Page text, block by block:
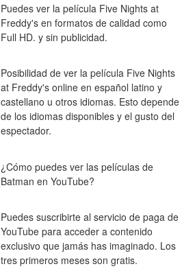
Puedes ver la película Five Nights at
Freddy's en formatos de calidad como
Full HD. y sin publicidad.
Posibilidad de ver la película Five Nights
at Freddy's online en español latino y
castellano u otros idiomas. Esto depende
de los idiomas disponibles y el gusto del
espectador.
¿Cómo puedes ver las películas de
Batman en YouTube?
Puedes suscribirte al servicio de paga de
YouTube para acceder a contenido
exclusivo que jamás has imaginado. Los
tres primeros meses son gratis.